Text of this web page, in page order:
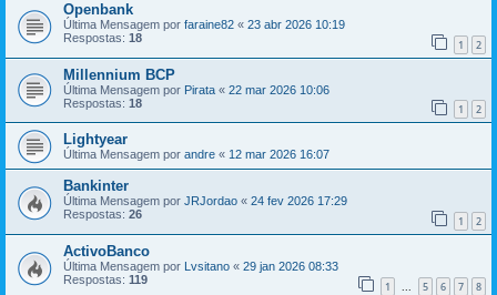
Openbank
Última Mensagem por faraine82 « 23 abr 2026 10:19
Respostas: 18 1 2
Millennium BCP
Última Mensagem por Pirata « 22 mar 2026 10:06
Respostas: 18 1 2
Lightyear
Última Mensagem por andre « 12 mar 2026 16:07
Bankinter
Última Mensagem por JRJordao « 24 fev 2026 17:29
Respostas: 26 1 2
ActivoBanco
Última Mensagem por Lvsitano « 29 jan 2026 08:33
Respostas: 119 1 ... 5 6 7 8